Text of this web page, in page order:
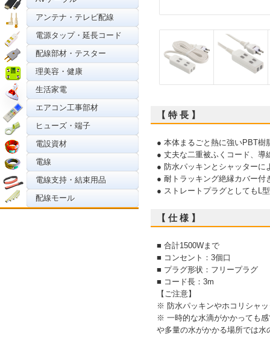
アンテナ・テレビ配線
電源タップ・延長コード
配線部材・テスター
理美容・健康
生活家電
エアコン工事部材
ヒューズ・端子
電設資材
電線
電線支持・結束用品
配線モール
【 特 長 】
● 本体まるごと熱に強いPBT樹
● 丈夫な二重被ふくコード、導
● 防水パッキンとシャッターに
● 耐トラッキング絶縁カバー付
● ストレートプラグとしてもL
【 仕 様 】
■ 合計1500Wまで
■ コンセント：3個口
■ プラグ形状：フリープラグ
■ コード長：3m
【ご注意】
※ 防水パッキンやホコリシャ
※ 一時的な水滴がかかっても
や多量の水がかかる場所では水